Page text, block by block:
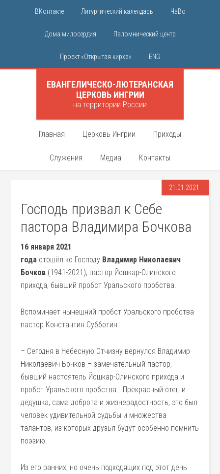
ВКонтакте Литургический календарь ЧаВо
Дома милосердия Паломнический центр
Проект «Открытая кирха» ENG
ЕВАНГЕЛИЧЕСКО-ЛЮТЕРАНСКАЯ
ЦЕРКОВЬ ИНГРИИ
на территории России
Главная Церковь Ингрии Приходы
Служения Медиа Контакты
21.01.2021
Господь призвал к Себе
пастора Владимира Бочкова
16 января 2021
года отошёл ко Господу Владимир Николаевич
Бочков (1941-2021), пастор Йошкар-Олинского
прихода, бывший пробст Уральского пробства.
Вспоминает нынешний пробст Уральского пробства
пастор Константин Субботин:
– Сегодня в Небесную Отчизну вернулся Владимир
Николаевич Бочков – замечательный пастор,
бывший настоятель Йошкар-Олинского прихода и
пробст Уральского пробства… Прекрасный отец и
дедушка, сама доброта и жизнерадостность, это был
человек удивительной судьбы и множества
талантов, из которых друзья будут особенно помнить
поэзию.
Из его ранних, но очень подходящих под этот день